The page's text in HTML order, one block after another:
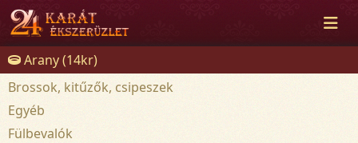
Arany (14kr)
Brossok, kitűzők, csipeszek
Egyéb
Fülbevalók